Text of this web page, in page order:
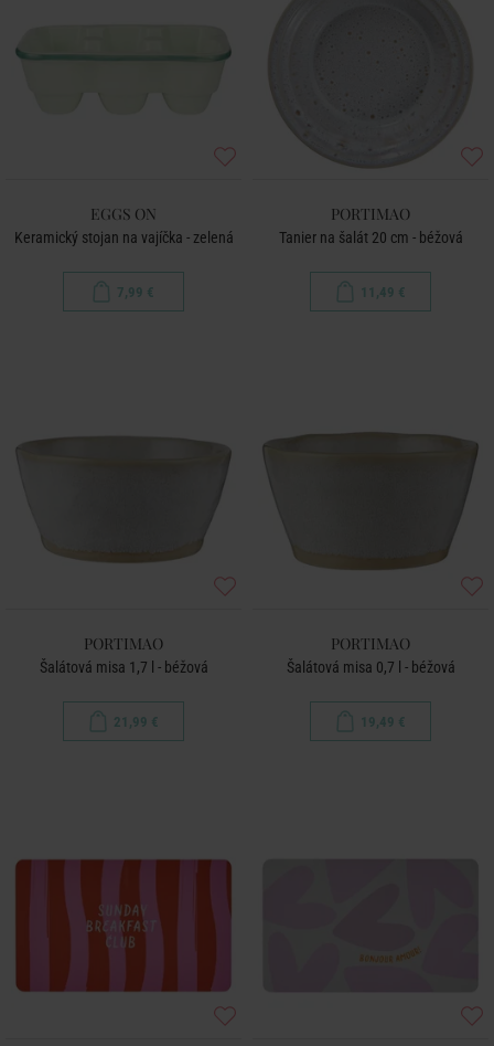
EGGS ON
Keramický stojan na vajíčka - zelená
7,99 €
PORTIMAO
Tanier na šalát 20 cm - béžová
11,49 €
PORTIMAO
Šalátová misa 1,7 l - béžová
21,99 €
PORTIMAO
Šalátová misa 0,7 l - béžová
19,49 €